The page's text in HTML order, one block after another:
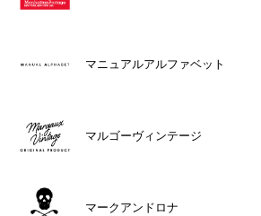
マニュアルアルファベット
マルゴーヴィンテージ
マークアンドロナ